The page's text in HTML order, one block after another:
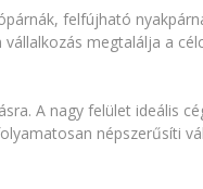
felfújható
megtalálja a
A nagy felület ideális
népszerűsíti